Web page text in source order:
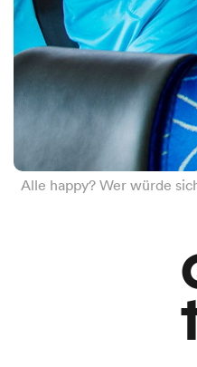
Alle happy? Wer würde